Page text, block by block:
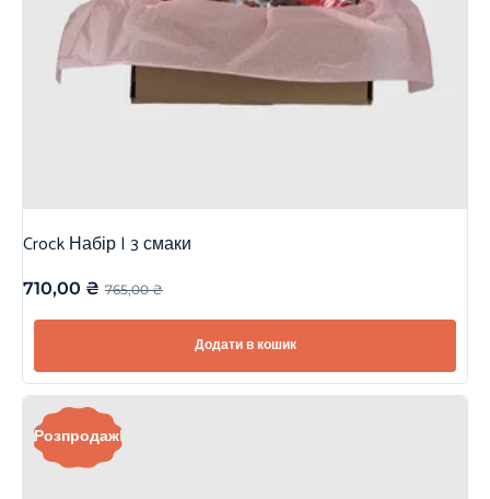
Crock Набір | 3 смаки
765,00₴
710,00 ₴
Додати в кошик
Розпродаж!